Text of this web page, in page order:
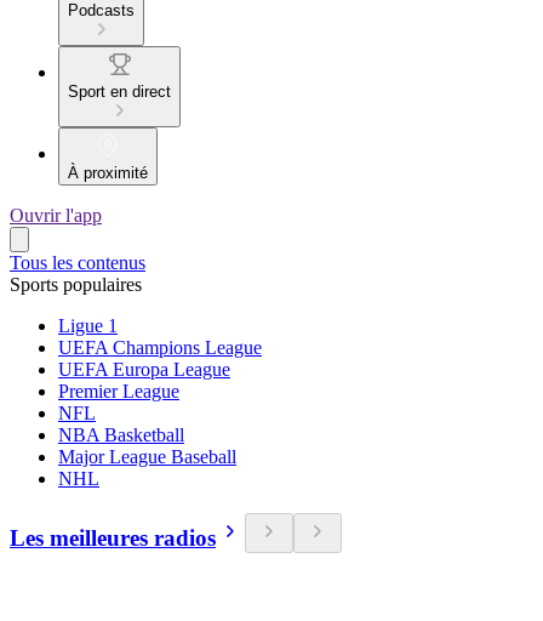
Podcasts
Sport en direct
À proximité
Ouvrir l'app
Tous les contenus
Sports populaires
Ligue 1
UEFA Champions League
UEFA Europa League
Premier League
NFL
NBA Basketball
Major League Baseball
NHL
Les meilleures radios